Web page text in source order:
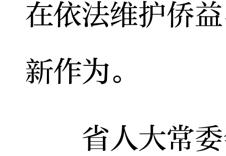
在依法维护侨
新作为。
省人大常委